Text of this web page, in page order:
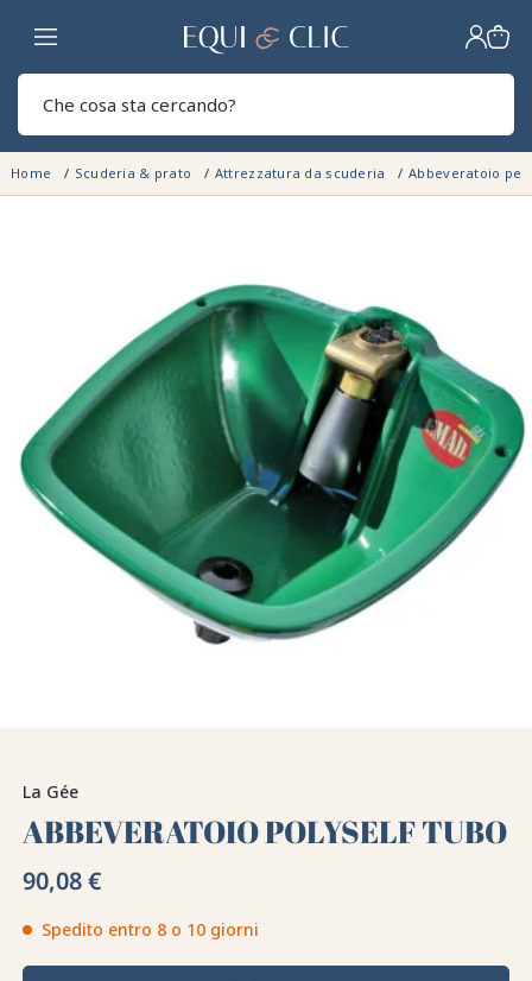
Casa
Home Scuderia & prato Attrezzatura da scuderia Abbeveratoio
La Gée
ABBEVERATOIO POLYSELF TUBO
90,08 €
Spedito entro 8 o 10 giorni